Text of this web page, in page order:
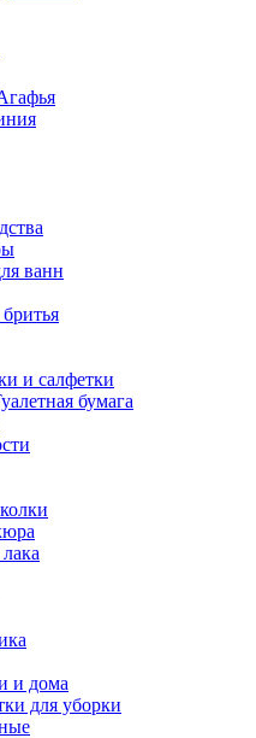
ванн
и салфетки
бумага
и дома
для уборки